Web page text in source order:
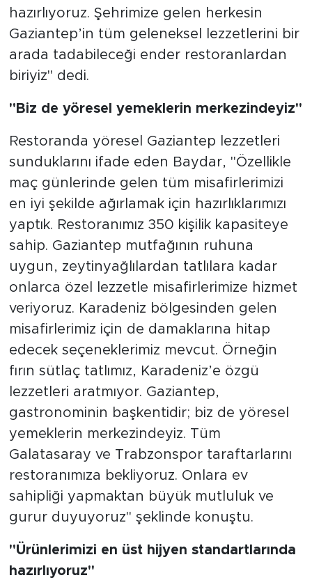
hazırlıyoruz. Şehrimize gelen herkesin
Gaziantep’in tüm geleneksel lezzetlerini bir
arada tadabileceği ender restoranlardan
biriyiz" dedi.
"Biz de yöresel yemeklerin merkezindeyiz"
Restoranda yöresel Gaziantep lezzetleri
sunduklarını ifade eden Baydar, "Özellikle
maç günlerinde gelen tüm misafirlerimizi
en iyi şekilde ağırlamak için hazırlıklarımızı
yaptık. Restoranımız 350 kişilik kapasiteye
sahip. Gaziantep mutfağının ruhuna
uygun, zeytinyağlılardan tatlılara kadar
onlarca özel lezzetle misafirlerimize hizmet
veriyoruz. Karadeniz bölgesinden gelen
misafirlerimiz için de damaklarına hitap
edecek seçeneklerimiz mevcut. Örneğin
fırın sütlaç tatlımız, Karadeniz’e özgü
lezzetleri aratmıyor. Gaziantep,
gastronominin başkentidir; biz de yöresel
yemeklerin merkezindeyiz. Tüm
Galatasaray ve Trabzonspor taraftarlarını
restoranımıza bekliyoruz. Onlara ev
sahipliği yapmaktan büyük mutluluk ve
gurur duyuyoruz" şeklinde konuştu.
"Ürünlerimizi en üst hijyen standartlarında
hazırlıyoruz"